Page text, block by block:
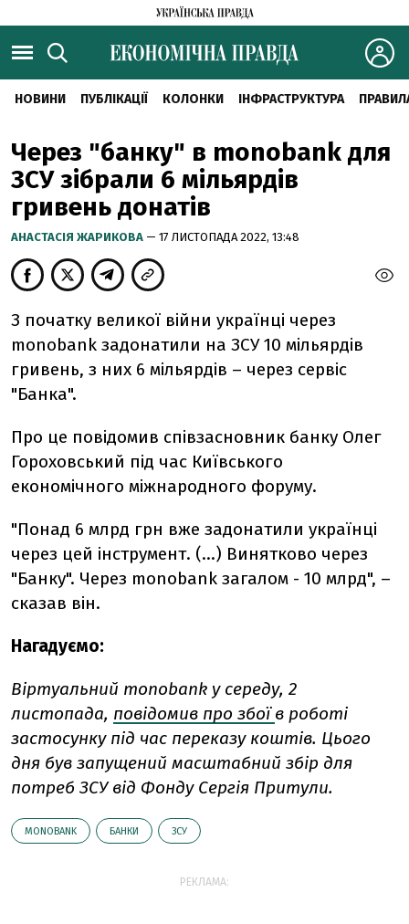
НОВИНИ ПУБЛІКАЦІЇ КОЛОНКИ ІНФРАСТРУКТУРА
Через "банку" в monobank для
ЗСУ зібрали 6 мільярдів
гривень донатів
АНАСТАСІЯ ЖАРИКОВА — 17 ЛИСТОПАДА 2022, 13:48
З початку великої війни українці через
monobank задонатили на ЗСУ 10 мільярдів
гривень, з них 6 мільярдів – через сервіс
"Банка".
Про це повідомив співзасновник банку Олег
Гороховський під час Київського
економічного міжнародного форуму.
"Понад 6 млрд грн вже задонатили українці
через цей інструмент. (...) Винятково через
"Банку". Через monobank загалом - 10 млрд", –
сказав він.
Нагадуємо:
Віртуальний monobank у середу, 2
листопада, повідомив про збоїв роботі
застосунку під час переказу коштів. Цього
дня був запущений масштабний збір для
потреб ЗСУ від Фонду Сергія Притули.
MONOBANK БАНКИ ЗСУ
РЕКЛАМА: